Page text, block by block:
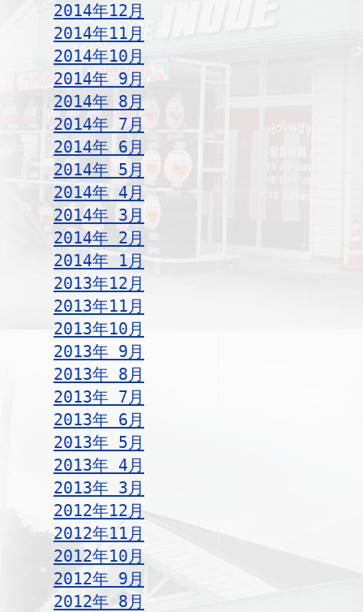
2014年12月
2014年11月
2014年10月
2014年 9月
2014年 8月
2014年 7月
2014年 6月
2014年 5月
2014年 4月
2014年 3月
2014年 2月
2014年 1月
2013年12月
2013年11月
2013年10月
2013年 9月
2013年 8月
2013年 7月
2013年 6月
2013年 5月
2013年 4月
2013年 3月
2012年12月
2012年11月
2012年10月
2012年 9月
2012年 8月